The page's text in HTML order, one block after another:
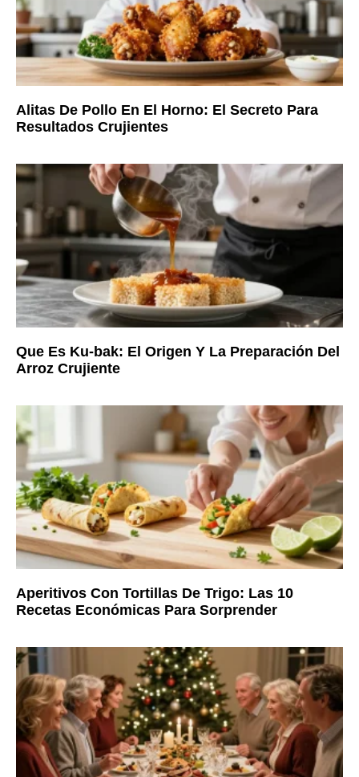
Alitas De Pollo En El Horno: El Secreto Para
Resultados Crujientes
Que Es Ku-bak: El Origen Y La Preparación Del
Arroz Crujiente
Aperitivos Con Tortillas De Trigo: Las 10
Recetas Económicas Para Sorprender